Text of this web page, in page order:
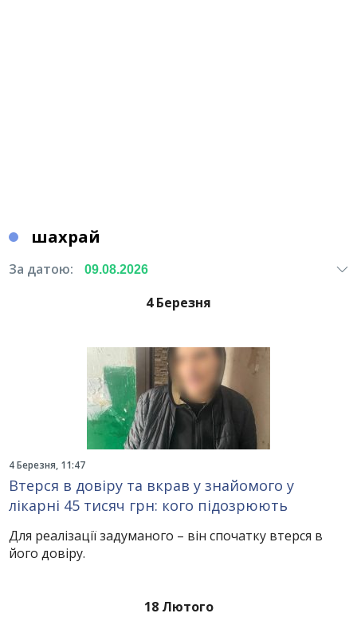
шахрай
За датою:
4 Березня
4 Березня, 11:47
Втерся в довіру та вкрав у знайомого у
лікарні 45 тисяч грн: кого підозрюють
Для реалізації задуманого – він спочатку втерся в
його довіру.
18 Лютого